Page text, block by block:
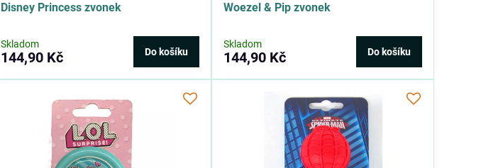
Disney Princess zvonek
Skladom
144,90 Kč Do košíku
Woezel & Pip zvonek
Skladom
144,90 Kč Do košíku